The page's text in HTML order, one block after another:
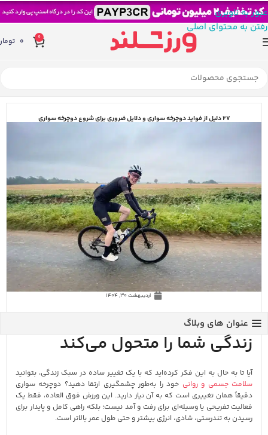
عبور به ناوبری
رفتن به محتوای اصلی
0
0
عنوان های وبلاگ
27 دلیل از فواید دوچرخه‌ سواری و دلایل ضروری برای شروع دوچرخه‌ سواری
اردیبهشت 30, 1404
۲۷ فواید دوچرخه‌ سواری که
زندگی شما را متحول می‌کند
آیا تا به حال به این فکر کرده‌اید که با یک تغییر ساده در سبک زندگی، بتوانید
سلامت جسمی و روانی خود را به‌طور چشمگیری ارتقا دهید؟ دوچرخه‌ سواری
دقیقاً همان تغییری است که به آن نیاز دارید. این ورزش فوق‌ العاده، فقط یک
فعالیت تفریحی یا وسیله‌ای برای رفت‌ و‌ آمد نیست؛ بلکه راهی کامل و پایدار برای
رسیدن به تندرستی، شادی، انرژی بیشتر و حتی طول عمر بالاتر است.